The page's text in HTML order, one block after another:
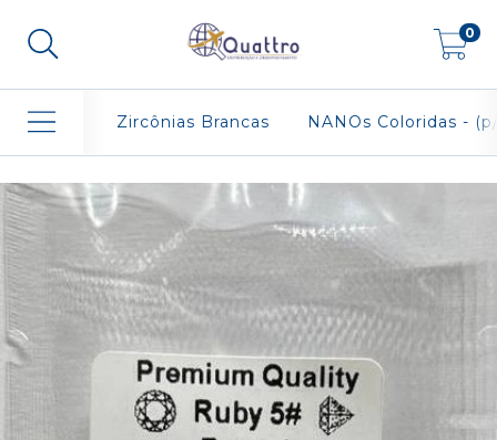
0
Zircônias Brancas NANOs Coloridas -